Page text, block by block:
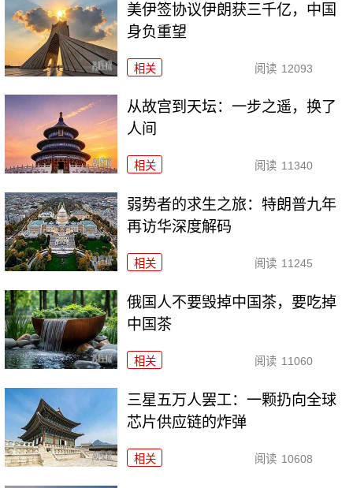
美伊签协议伊朗获三千亿，中国
身负重望
相关 阅读 12093
从故宫到天坛：一步之遥，换了
人间
相关 阅读 11340
弱势者的求生之旅：特朗普九年
再访华深度解码
相关 阅读 11245
俄国人不要毁掉中国茶，要吃掉
中国茶
相关 阅读 11060
三星五万人罢工：一颗扔向全球
芯片供应链的炸弹
相关 阅读 10608